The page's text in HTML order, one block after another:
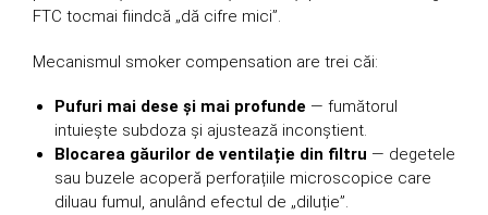
FTC tocmai fiindcă „dă cifre mici”.
Mecanismul smoker compensation are trei căi:
Pufuri mai dese și mai profunde — fumătorul
intuiește subdoza și ajustează inconștient.
Blocarea găurilor de ventilație din filtru — degetele
sau buzele acoperă perforațiile microscopice care
diluau fumul, anulând efectul de „diluție”.